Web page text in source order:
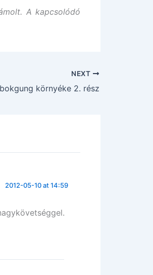
A kapcsolódó
NEXT
környéke 2. rész
2012-05-10 at 14:59